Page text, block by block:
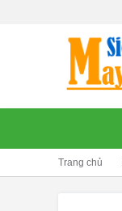
Trang chủ